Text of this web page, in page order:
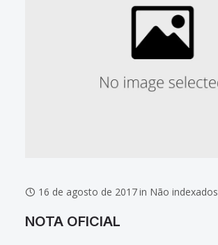
16 de agosto de 2017in Não indexados
NOTA OFICIAL